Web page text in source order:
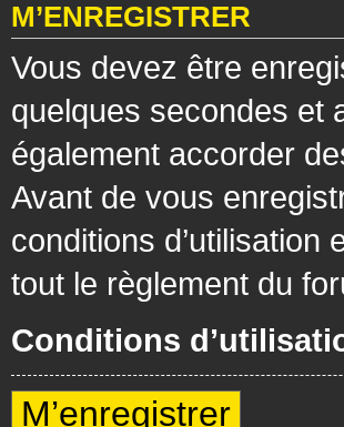
M’ENREGISTRER
Vous devez être
quelques secondes et
également accorder
Avant de vous
conditions
tout le règlement du
Conditions
M’enregistrer